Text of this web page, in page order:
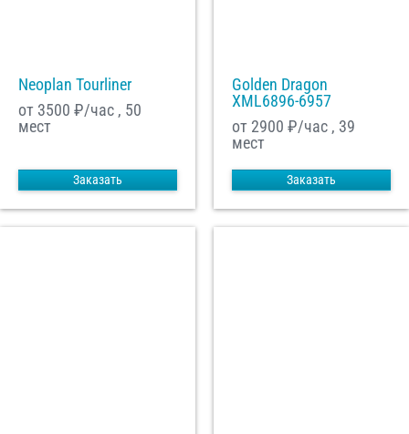
Neoplan Tourliner
от 3500 ₽/час , 50
мест
Заказать
Golden Dragon
XML6896-6957
от 2900 ₽/час , 39
мест
Заказать